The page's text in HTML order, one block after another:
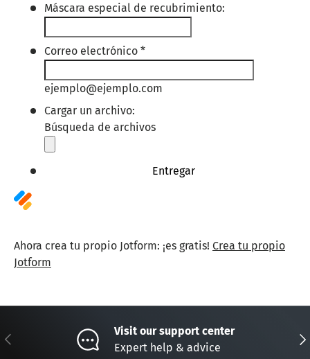
Máscara especial de recubrimiento:
Correo electrónico *
ejemplo@ejemplo.com
Cargar un archivo:
Búsqueda de archivos
Entregar
Ahora crea tu propio Jotform: ¡es gratis! Crea tu propio
Jotform
Anterior
Visit our support center
Expert help & advice